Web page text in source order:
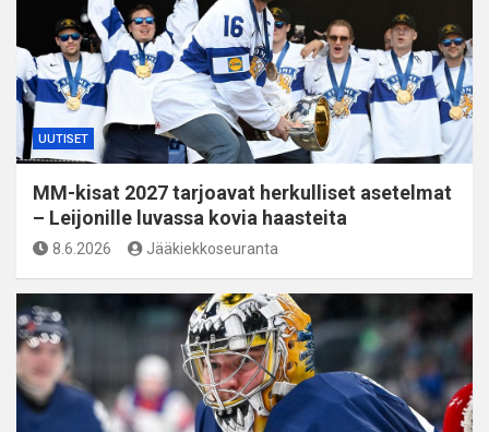
UUTISET
MM-kisat 2027 tarjoavat herkulliset asetelmat
– Leijonille luvassa kovia haasteita
8.6.2026 Jääkiekkoseuranta